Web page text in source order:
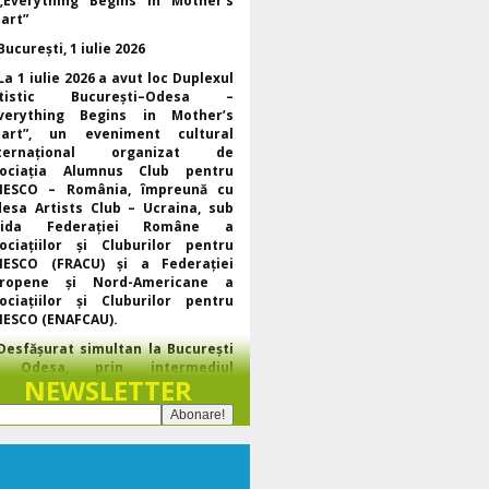
1 iulie 2026
1 iulie 2026 a avut loc Duplexul
București–Odesa –
Begins in Mother’s
un eveniment cultural
organizat de
Alumnus Club pentru
– România, împreună cu
Artists Club – Ucraina, sub
Federației Române a
și Cluburilor pentru
(FRACU) și a Federației
și Nord-Americane a
și Cluburilor pentru
(ENAFCAU).
simultan la București
Odesa, prin intermediul
Webex, evenimentul a
reprezentanți ai UNESCO, ai
regionale și mondiale
mișcării cluburilor pentru
NEWSLETTER